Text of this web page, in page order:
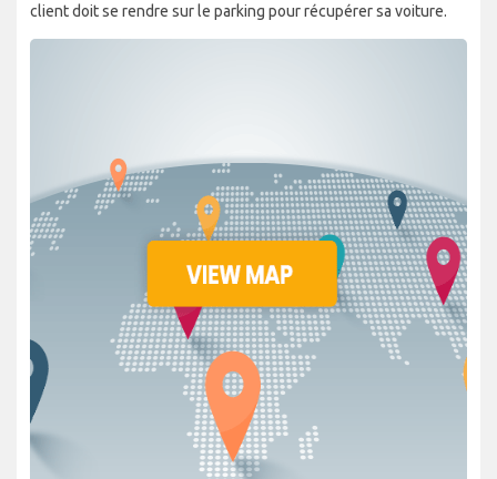
client doit se rendre sur le parking pour récupérer sa voiture.